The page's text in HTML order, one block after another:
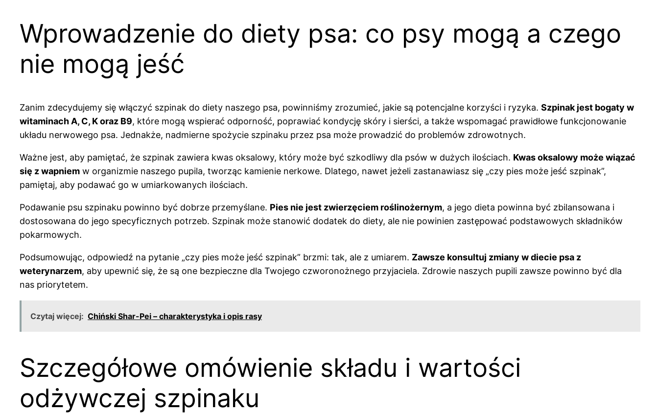
Wprowadzenie do diety psa: co psy mogą a czego
nie mogą jeść
Zanim zdecydujemy się włączyć szpinak do diety naszego psa, powinniśmy zrozumieć, jakie są potencjalne korzyści i ryzyka. Szpinak jest bogaty w
witaminach A, C, K oraz B9, które mogą wspierać odporność, poprawiać kondycję skóry i sierści, a także wspomagać prawidłowe funkcjonowanie
układu nerwowego psa. Jednakże, nadmierne spożycie szpinaku przez psa może prowadzić do problemów zdrowotnych.
Ważne jest, aby pamiętać, że szpinak zawiera kwas oksalowy, który może być szkodliwy dla psów w dużych ilościach. Kwas oksalowy może wiązać
się z wapniem w organizmie naszego pupila, tworząc kamienie nerkowe. Dlatego, nawet jeżeli zastanawiasz się „czy pies może jeść szpinak”,
pamiętaj, aby podawać go w umiarkowanych ilościach.
Podawanie psu szpinaku powinno być dobrze przemyślane. Pies nie jest zwierzęciem roślinożernym, a jego dieta powinna być zbilansowana i
dostosowana do jego specyficznych potrzeb. Szpinak może stanowić dodatek do diety, ale nie powinien zastępować podstawowych składników
pokarmowych.
Podsumowując, odpowiedź na pytanie „czy pies może jeść szpinak” brzmi: tak, ale z umiarem. Zawsze konsultuj zmiany w diecie psa z
weterynarzem, aby upewnić się, że są one bezpieczne dla Twojego czworonożnego przyjaciela. Zdrowie naszych pupili zawsze powinno być dla
nas priorytetem.
Czytaj więcej: Chiński Shar-Pei – charakterystyka i opis rasy
Szczegółowe omówienie składu i wartości
odżywczej szpinaku